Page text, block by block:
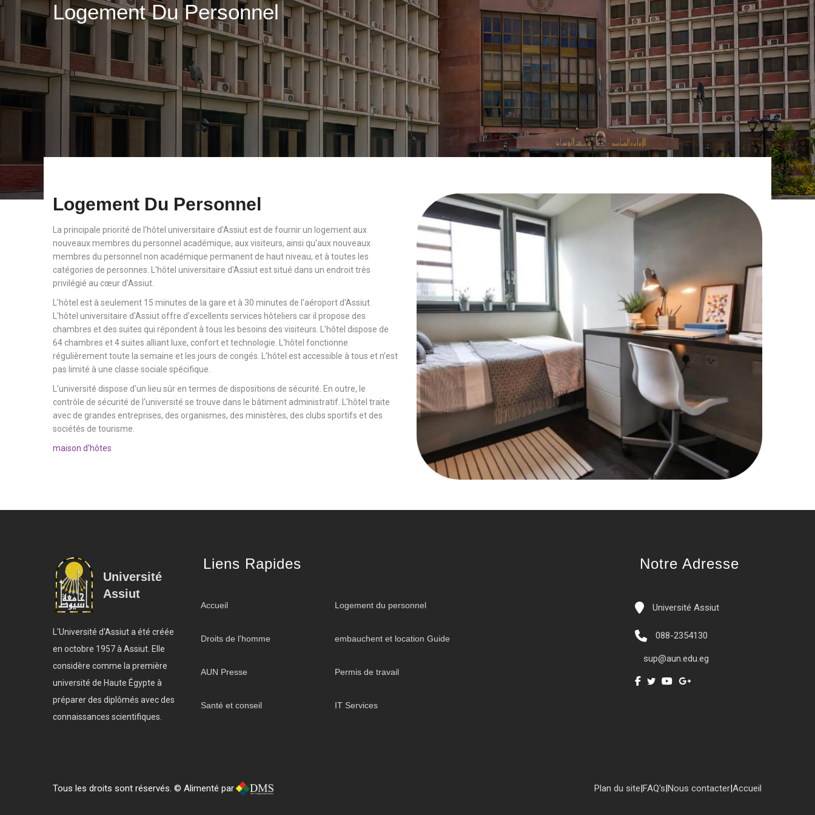
Logement Du Personnel
Logement Du Personnel
La principale priorité de l'hôtel universitaire d'Assiut est de fournir un logement aux
nouveaux membres du personnel académique, aux visiteurs, ainsi qu'aux nouveaux
membres du personnel non académique permanent de haut niveau, et à toutes les
catégories de personnes. L'hôtel universitaire d'Assiut est situé dans un endroit très
privilégié au cœur d'Assiut.
L’hôtel est à seulement 15 minutes de la gare et à 30 minutes de l'aéroport d'Assiut.
L'hôtel universitaire d'Assiut offre d'excellents services hôteliers car il propose des
chambres et des suites qui répondent à tous les besoins des visiteurs. L'hôtel dispose de
64 chambres et 4 suites alliant luxe, confort et technologie. L'hôtel fonctionne
régulièrement toute la semaine et les jours de congés. L'hôtel est accessible à tous et n'est
pas limité à une classe sociale spécifique.
L'université dispose d'un lieu sûr en termes de dispositions de sécurité. En outre, le
contrôle de sécurité de l'université se trouve dans le bâtiment administratif. L'hôtel traite
avec de grandes entreprises, des organismes, des ministères, des clubs sportifs et des
sociétés de tourisme.
maison d'hôtes
Université
Assiut
L'Université d'Assiut a été créée
en octobre 1957 à Assiut. Elle
considère comme la première
université de Haute Égypte à
préparer des diplômés avec des
connaissances scientifiques.
Liens Rapides
Accueil Logement du personnel
Droits de l'homme embauchent et location Guide
AUN Presse Permis de travail
Santé et conseil IT Services
Notre Adresse
Université Assiut
088-2354130
sup@aun.edu.eg
Tous les droits sont réservés. © Alimenté par Accueil
|
Nous contacter
|
FAQ's
|
Plan du site